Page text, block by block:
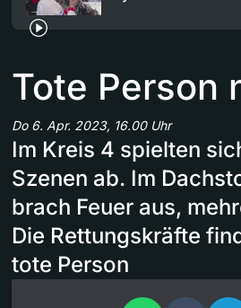
Tote Person
Do 6. Apr. 2023, 16.00 Uhr
Im Kreis 4 spielten
Szenen ab. Im
brach Feuer aus,
Die Rettungskräfte
tote Person